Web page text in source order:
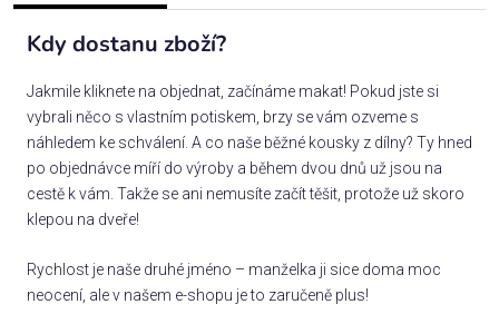
Kdy dostanu zboží?
Jakmile kliknete na objednat, začínáme makat! Pokud jste si
vybrali něco s vlastním potiskem, brzy se vám ozveme s
náhledem ke schválení. A co naše běžné kousky z dílny? Ty hned
po objednávce míří do výroby a během dvou dnů už jsou na
cestě k vám. Takže se ani nemusíte začít těšit, protože už skoro
klepou na dveře!
Rychlost je naše druhé jméno – manželka ji sice doma moc
neocení, ale v našem e-shopu je to zaručeně plus!